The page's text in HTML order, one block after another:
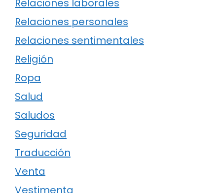
Relaciones laborales
Relaciones personales
Relaciones sentimentales
Religión
Ropa
Salud
Saludos
Seguridad
Traducción
Venta
Vestimenta